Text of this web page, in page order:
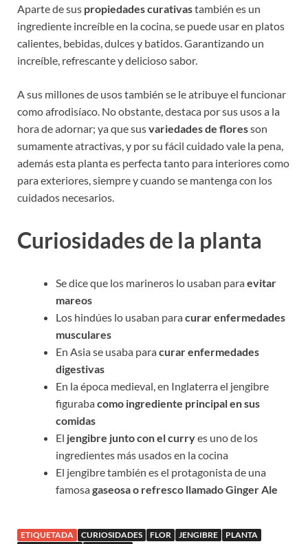
Aparte de sus propiedades curativastambién es un
ingrediente increíble en la cocina, se puede usar en platos
calientes, bebidas, dulces y batidos. Garantizando un
increíble, refrescante y delicioso sabor.
A sus millones de usos también se le atribuye el funcionar
como afrodisíaco. No obstante, destaca por sus usos a la
hora de adornar; ya que susvariedades de floresson
sumamente atractivas, y por su fácil cuidado vale la pena,
además esta planta es perfecta tanto para interiores como
para exteriores, siempre y cuando se mantenga con los
cuidados necesarios.
Curiosidades de la planta
Se dice que los marineros lo usaban paraevitar
mareos
Los hindúes lo usaban paracurar enfermedades
musculares
En Asia se usaba paracurar enfermedades
digestivas
En la época medieval, en Inglaterra el jengibre
figurabacomo ingrediente principal en sus
comidas
El jengibre junto con el curryes uno de los
ingredientes más usados en la cocina
El jengibre también es el protagonista de una
famosagaseosa o refresco llamado Ginger Ale
ETIQUETADA CURIOSIDADES FLOR JENGIBRE
PLANTA